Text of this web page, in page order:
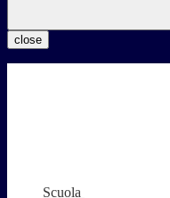
close
Scuola